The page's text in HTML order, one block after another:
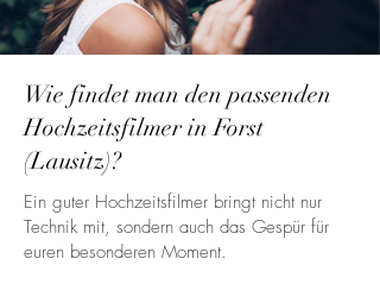
Wie findet man den passenden
Hochzeitsfilmer in Forst
(Lausitz)?
Ein guter Hochzeitsfilmer bringt nicht nur
Technik mit, sondern auch das Gespür für
euren besonderen Moment.